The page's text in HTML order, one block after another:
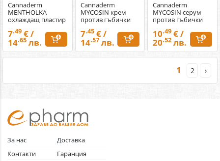
Cannaderm
MENTHOLKA
охлаждащ пластир
7.49 € /
14.65 лв.
Cannaderm
MYCOSIN крем
против гъбички
7.45€ /
14.57лв.
Cannaderm
MYCOSIN серум
против гъбички
10.49 € /
20.52 лв.
1 2 ›
За нас
Контакти
Доставка
Гаранция